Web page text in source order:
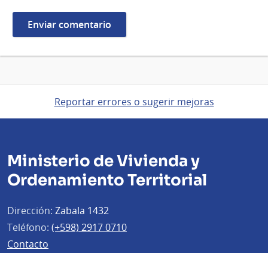
Reportar errores o sugerir mejoras
Ministerio de Vivienda y
Ordenamiento Territorial
Dirección: Zabala 1432
Teléfono: (+598) 2917 0710
Contacto